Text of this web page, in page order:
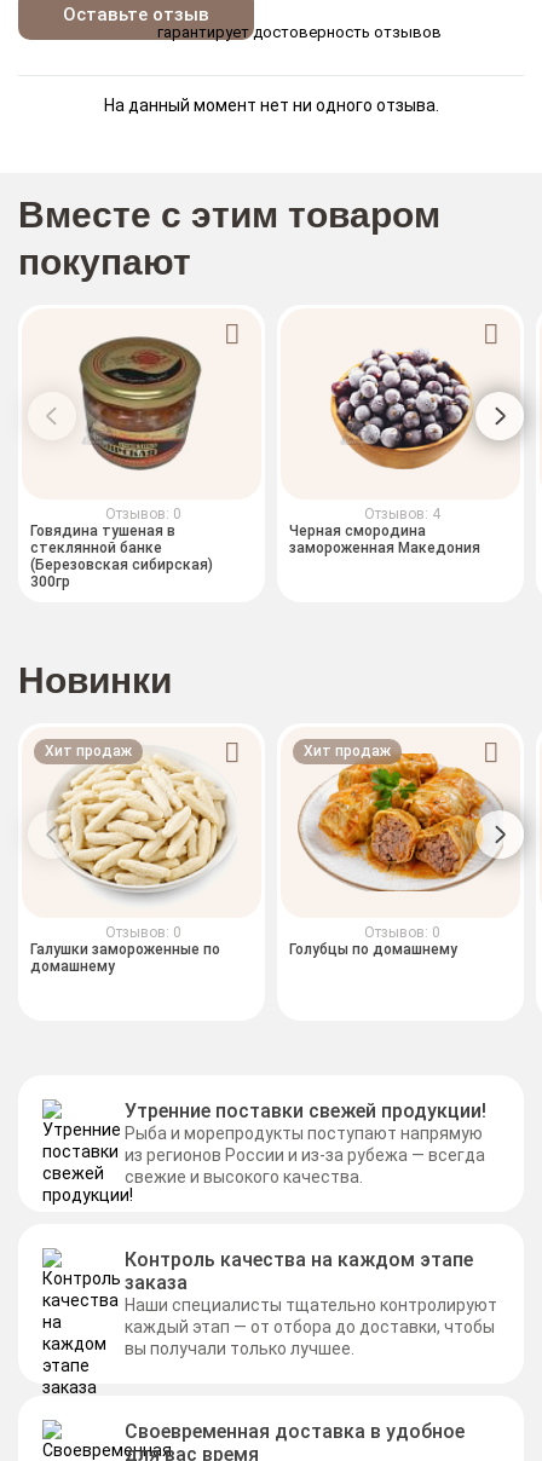
Оставьте отзыв
гарантирует достоверность отзывов
На данный момент нет ни одного отзыва.
Вместе с этим товаром
покупают
Отзывов: 0
Говядина тушеная в
стеклянной банке
(Березовская сибирская)
300гр
Отзывов: 4
Черная смородина
замороженная Македония
Новинки
Хит продаж
Отзывов: 0
Галушки замороженные по
домашнему
Хит продаж
Отзывов: 0
Голубцы по домашнему
Утренние поставки свежей продукции!
Рыба и морепродукты поступают напрямую
из регионов России и из-за рубежа — всегда
свежие и высокого качества.
Контроль качества на каждом этапе
заказа
Наши специалисты тщательно контролируют
каждый этап — от отбора до доставки, чтобы
вы получали только лучшее.
Своевременная доставка в удобное
для вас время